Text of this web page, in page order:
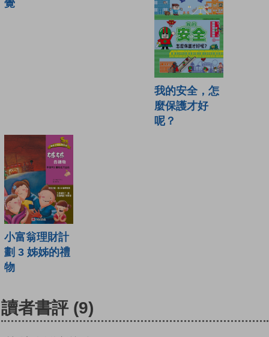
覺
我的安全，怎
麼保護才好
呢？
小富翁理財計
劃 3 姊姊的禮
物
讀者書評 (9)